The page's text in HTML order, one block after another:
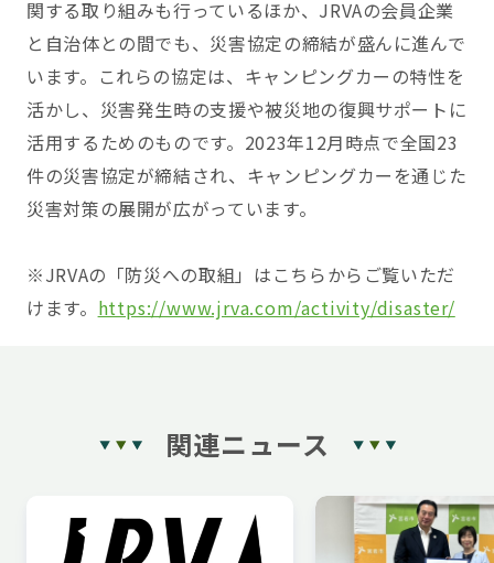
関する取り組みも行っているほか、JRVAの会員企業
と自治体との間でも、災害協定の締結が盛んに進んで
います。これらの協定は、キャンピングカーの特性を
活かし、災害発生時の支援や被災地の復興サポートに
活用するためのものです。2023年12月時点で全国23
件の災害協定が締結され、キャンピングカーを通じた
災害対策の展開が広がっています。
※JRVAの「防災への取組」はこちらからご覧いただ
けます。 https://www.jrva.com/activity/disaster/
関連ニュース